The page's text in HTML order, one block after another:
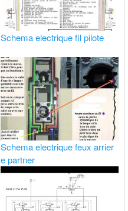
Schema electrique fil pilote
Schema electrique feux arrier
e partner